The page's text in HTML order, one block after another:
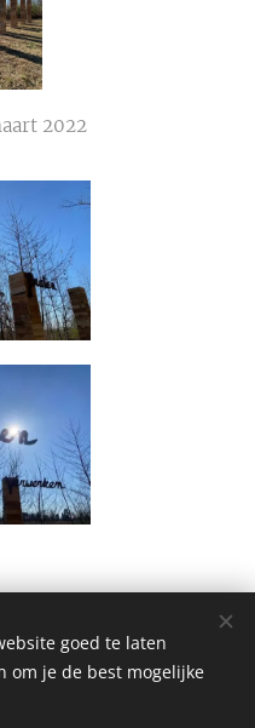
2022
goed te laten
om je de best mogelijke